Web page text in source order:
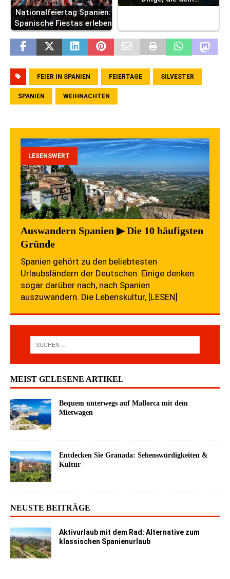
Nationalfeiertag Spanien:
Spanische Fiestas erleben
FEIER IN SPANIEN FEIERTAGE SILVESTER
SPANIEN WEIHNACHTEN
LESENSWERT
Auswandern Spanien ▶ Die 10 häufigsten
Gründe
Spanien gehört zu den beliebtesten
Urlaubsländern der Deutschen. Einige denken
sogar darüber nach, nach Spanien
auszuwandern. Die Lebenskultur, [LESEN]
MEIST GELESENE ARTIKEL
Bequem unterwegs auf Mallorca mit dem
Mietwagen
Entdecken Sie Granada: Sehenswürdigkeiten &
Kultur
NEUSTE BEITRÄGE
Aktivurlaub mit dem Rad: Alternative zum
klassischen Spanienurlaub